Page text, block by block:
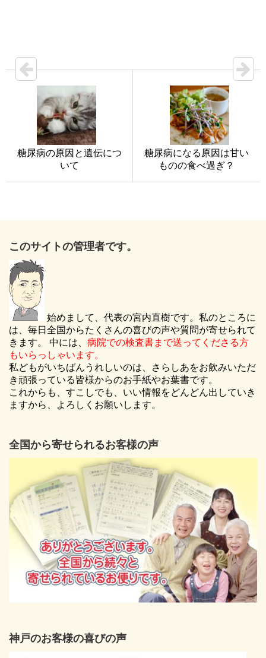
糖尿病の原因と遺伝につ
いて
糖尿病になる原因は甘い
ものの食べ過ぎ？
このサイトの管理者です。
始めまして、代表の宮内直樹です。私のところに
は、毎日全国からたくさんの喜びの声や質問が寄せられて
きます。 中には、 病院での検査書まで送ってくださる方
もいらっしゃいます。
私どもがいちばんうれしいのは、さらしあをお飲みいただ
き頑張っている皆様からのお手紙やお葉書です。
これからも、すこしでも、いい情報をどんどん出していき
ますから、よろしくお願いします。
全国から寄せられるお客様の声
神戸のお客様の喜びの声